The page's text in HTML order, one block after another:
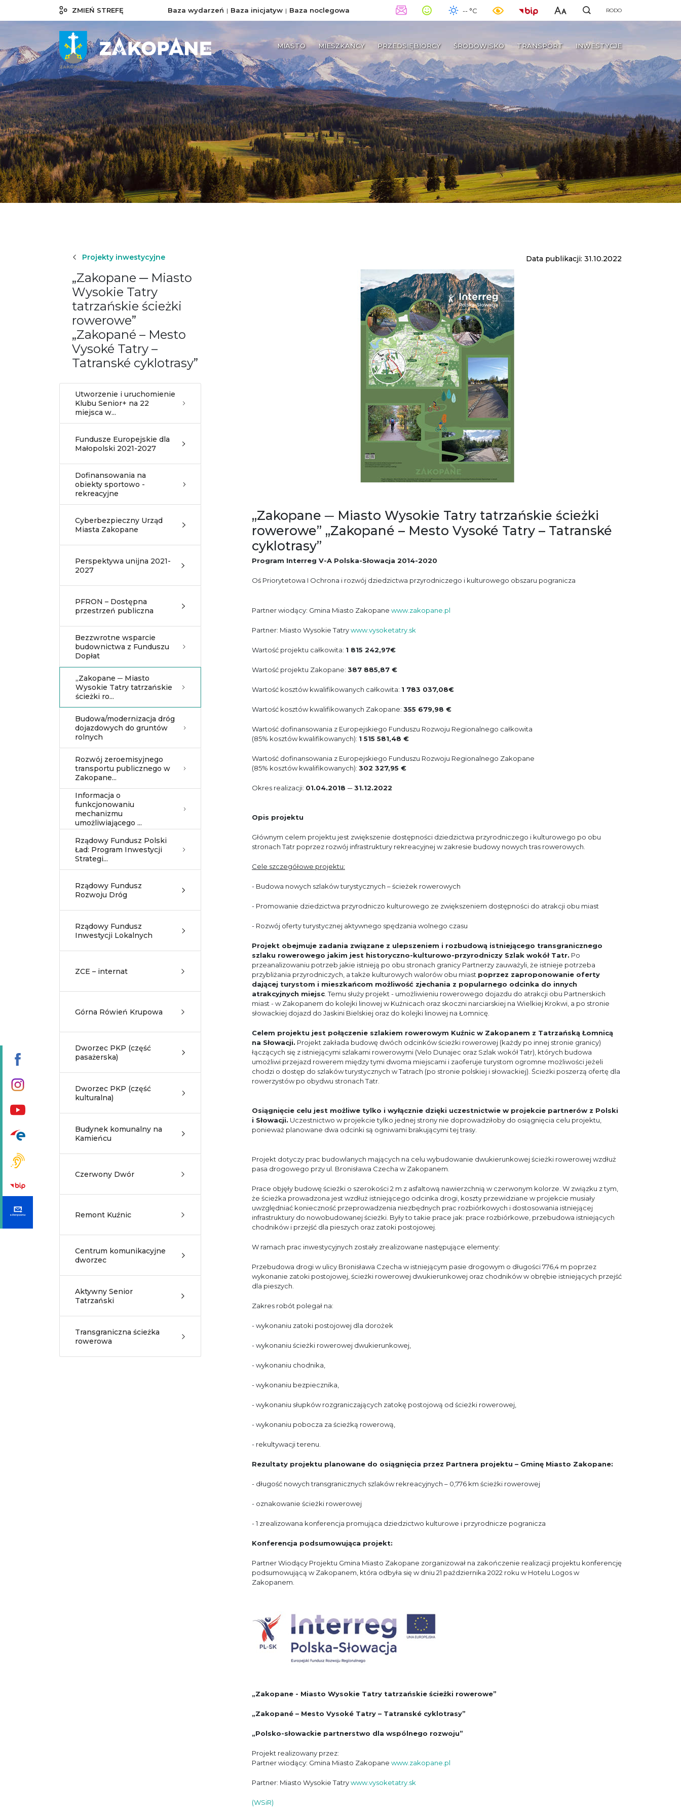
ZMIEŃ STREFĘ Baza wydarzeń Baza inicjatyw Baza noclegowa -- °C RODO
MIASTO MIESZKAŃCY PRZEDSIĘBIORCY ŚRODOWISKO TRANSPORT INWESTYCJE
Projekty inwestycyjne
„Zakopane ─ Miasto
Wysokie Tatry
tatrzańskie ścieżki
rowerowe”
„Zakopané – Mesto
Vysoké Tatry –
Tatranské cyklotrasy”
Utworzenie i uruchomienie
Klubu Senior+ na 22
miejsca w...
Fundusze Europejskie dla
Małopolski 2021-2027
Dofinansowania na
obiekty sportowo -
rekreacyjne
Cyberbezpieczny Urząd
Miasta Zakopane
Perspektywa unijna 2021-
2027
PFRON – Dostępna
przestrzeń publiczna
Bezzwrotne wsparcie
budownictwa z Funduszu
Dopłat
„Zakopane ─ Miasto
Wysokie Tatry tatrzańskie
ścieżki ro...
Budowa/modernizacja dróg
dojazdowych do gruntów
rolnych
Rozwój zeroemisyjnego
transportu publicznego w
Zakopane...
Informacja o
funkcjonowaniu
mechanizmu
umożliwiającego ...
Rządowy Fundusz Polski
Ład: Program Inwestycji
Strategi...
Rządowy Fundusz
Rozwoju Dróg
Rządowy Fundusz
Inwestycji Lokalnych
ZCE – internat
Górna Rówień Krupowa
Dworzec PKP (część
pasażerska)
Dworzec PKP (część
kulturalna)
Budynek komunalny na
Kamieńcu
Czerwony Dwór
Remont Kuźnic
Centrum komunikacyjne
dworzec
Aktywny Senior
Tatrzański
Transgraniczna ścieżka
rowerowa
Data publikacji: 31.10.2022
„Zakopane ─ Miasto Wysokie Tatry tatrzańskie ścieżki
rowerowe” „Zakopané – Mesto Vysoké Tatry – Tatranské
cyklotrasy”
Program Interreg V-A Polska-Słowacja 2014-2020
Oś Priorytetowa I Ochrona i rozwój dziedzictwa przyrodniczego i kulturowego obszaru pogranicza
Partner wiodący: Gmina Miasto Zakopane www.zakopane.pl
Partner: Miasto Wysokie Tatrywww.vysoketatry.sk
Wartość projektu całkowita: 1 815 242,97€
Wartość projektu Zakopane: 387 885,87 €
Wartość kosztów kwalifikowanych całkowita: 1 783 037,08€
Wartość kosztów kwalifikowanych Zakopane: 355 679,98 €
Wartość dofinansowania z Europejskiego Funduszu Rozwoju Regionalnego całkowita
(85% kosztów kwalifikowanych): 1 515 581,48 €
Wartość dofinansowania z Europejskiego Funduszu Rozwoju Regionalnego Zakopane
(85% kosztów kwalifikowanych): 302 327,95 €
Okres realizacji: 01.04.2018 ─31.12.2022
Opis projektu
Głównym celem projektu jest zwiększenie dostępności dziedzictwa przyrodniczego i kulturowego po obu
stronach Tatr poprzez rozwój infrastruktury rekreacyjnej w zakresie budowy nowych tras rowerowych.
Cele szczegółowe projektu:
- Budowa nowych szlaków turystycznych – ścieżek rowerowych
- Promowanie dziedzictwa przyrodniczo kulturowego ze zwiększeniem dostępności do atrakcji obu miast
- Rozwój oferty turystycznej aktywnego spędzania wolnego czasu
Projekt obejmuje zadania związane z ulepszeniem i rozbudową istniejącego transgranicznego
szlaku rowerowego jakim jest historyczno-kulturowo-przyrodniczy Szlak wokół Tatr. Po
przeanalizowaniu potrzeb jakie istnieją po obu stronach granicy Partnerzy zauważyli, że istnieje potrzeba
przybliżania przyrodniczych, a także kulturowych walorów obu miast poprzez zaproponowanie oferty
dającej turystom i mieszkańcom możliwość zjechania z popularnego odcinka do innych
atrakcyjnych miejsc . Temu służy projekt - umożliwieniu rowerowego dojazdu do atrakcji obu Partnerskich
miast - w Zakopanem do kolejki linowej w Kuźnicach oraz skoczni narciarskiej na Wielkiej Krokwi, a po stronie
słowackiej dojazd do Jaskini Bielskiej oraz do kolejki linowej na Łomnicę.
Celem projektu jest połączenie szlakiem rowerowym Kuźnic w Zakopanem z Tatrzańską Łomnicą
na Słowacji. Projekt zakłada budowę dwóch odcinków ścieżki rowerowej (każdy po innej stronie granicy)
łączących się z istniejącymi szlakami rowerowymi (Velo Dunajec oraz Szlak wokół Tatr), których budowa
umożliwi przejazd rowerem między tymi dwoma miejscami i zaoferuje turystom ogromne możliwości jeżeli
chodzi o dostęp do szlaków turystycznych w Tatrach (po stronie polskiej i słowackiej). Ścieżki poszerzą ofertę dla
rowerzystów po obydwu stronach Tatr.
Osiągnięcie celu jest możliwe tylko i wyłącznie dzięki uczestnictwie w projekcie partnerów z Polski
i Słowacji. Uczestnictwo w projekcie tylko jednej strony nie doprowadziłoby do osiągnięcia celu projektu,
ponieważ planowane dwa odcinki są ogniwami brakującymi tej trasy.
Projekt dotyczy prac budowlanych mających na celu wybudowanie dwukierunkowej ścieżki rowerowej wzdłuż
pasa drogowego przy ul. Bronisława Czecha w Zakopanem.
Prace objęły budowę ścieżki o szerokości 2 m z asfaltową nawierzchnią w czerwonym kolorze. W związku z tym,
że ścieżka prowadzona jest wzdłuż istniejącego odcinka drogi, koszty przewidziane w projekcie musiały
uwzględniać konieczność przeprowadzenia niezbędnych prac rozbiórkowych i dostosowania istniejącej
infrastruktury do nowobudowanej ścieżki. Były to takie prace jak: prace rozbiórkowe, przebudowa istniejących
chodników i przejść dla pieszych oraz zatoki postojowej.
W ramach prac inwestycyjnych zostały zrealizowane następujące elementy:
Przebudowa drogi w ulicy Bronisława Czecha w istniejącym pasie drogowym o długości 776,4 m poprzez
wykonanie zatoki postojowej, ścieżki rowerowej dwukierunkowej oraz chodników w obrębie istniejących przejść
dla pieszych.
Zakres robót polegał na:
- wykonaniu zatoki postojowej dla dorożek
- wykonaniu ścieżki rowerowej dwukierunkowej,
- wykonaniu chodnika,
- wykonaniu bezpiecznika,
- wykonaniu słupków rozgraniczających zatokę postojową od ścieżki rowerowej,
- wykonaniu pobocza za ścieżką rowerową,
- rekultywacji terenu.
Rezultaty projektu planowane do osiągnięcia przez Partnera projektu – Gminę Miasto Zakopane:
- długość nowych transgranicznych szlaków rekreacyjnych – 0,776 km ścieżki rowerowej
- oznakowanie ścieżki rowerowej
- 1 zrealizowana konferencja promująca dziedzictwo kulturowe i przyrodnicze pogranicza
Konferencja podsumowująca projekt:
Partner Wiodący Projektu Gmina Miasto Zakopane zorganizował na zakończenie realizacji projektu konferencję
podsumowującą w Zakopanem, która odbyła się w dniu 21 października 2022 roku w Hotelu Logos w
Zakopanem.
„Zakopane - Miasto Wysokie Tatry tatrzańskie ścieżki rowerowe”
„Zakopané – Mesto Vysoké Tatry – Tatranské cyklotrasy”
„Polsko-słowackie partnerstwo dla wspólnego rozwoju”
Projekt realizowany przez:
Partner wiodący: Gmina Miasto Zakopane www.zakopane.pl
Partner: Miasto Wysokie Tatrywww.vysoketatry.sk
(WSiR)